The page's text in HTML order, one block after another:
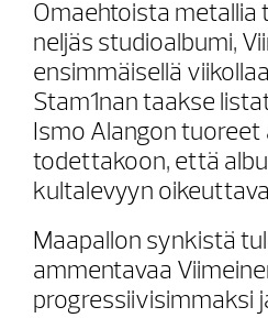
Omaehtoista metallia
neljäs studioalbumi,
ensimmäisellä
Stam1nan taakse
Ismo Alangon
todettakoon, että
kultalevyyn
Maapallon synkistä
ammentavaa
progressiivisimmaksi